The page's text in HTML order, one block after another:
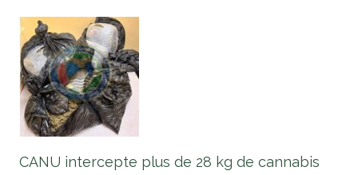
CANU intercepte plus de 28 kg de cannabis